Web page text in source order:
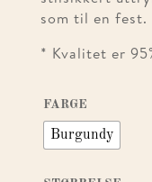
som til en fest.
* Kvalitet er
FARGE
Burgundy